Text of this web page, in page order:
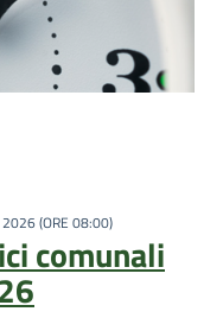
2026 (ORE 08:00)
comunali